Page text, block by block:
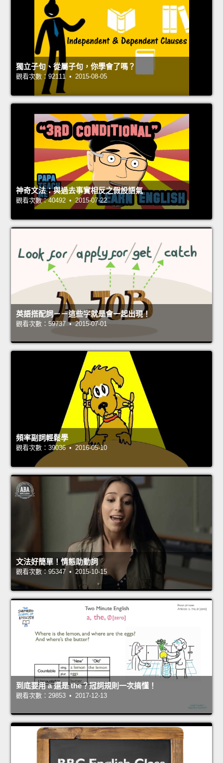
獨立子句、從屬子句，你學會了嗎？
觀看次數：92111 • 2015-08-05
神奇文法：與過去事實相反之假設語氣
觀看次數：40492 • 2015-07-22
英語搭配詞－－這些字就是會一起出現！
觀看次數：59737 • 2015-07-01
頻率副詞輕鬆學
觀看次數：39036 • 2016-05-10
文法好簡單！情態助動詞
觀看次數：95347 • 2015-10-15
到底要用 a 還是 the？冠詞規則一次搞懂！
觀看次數：29853 • 2017-12-13